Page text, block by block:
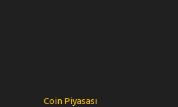
Coin Piyasası